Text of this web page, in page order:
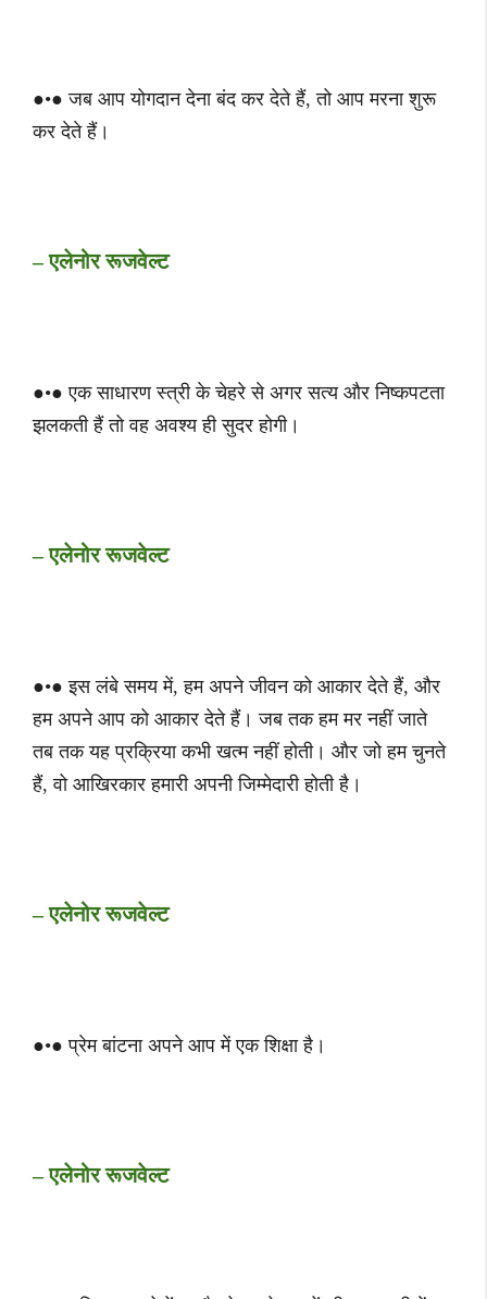
●•● जब आप योगदान देना बंद कर देते हैं, तो आप मरना शुरू
कर देते हैं।
– एलेनोर रूजवेल्ट
●•● एक साधारण स्त्री के चेहरे से अगर सत्य और निष्कपटता
झलकती हैं तो वह अवश्य ही सुदर होगी।
– एलेनोर रूजवेल्ट
●•● इस लंबे समय में, हम अपने जीवन को आकार देते हैं, और
हम अपने आप को आकार देते हैं। जब तक हम मर नहीं जाते
तब तक यह प्रक्रिया कभी खत्म नहीं होती। और जो हम चुनते
हैं, वो आखिरकार हमारी अपनी जिम्मेदारी होती है।
– एलेनोर रूजवेल्ट
●•● प्रेम बांटना अपने आप में एक शिक्षा है।
– एलेनोर रूजवेल्ट